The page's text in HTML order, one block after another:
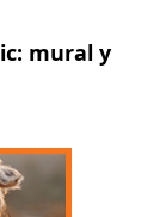
mural y